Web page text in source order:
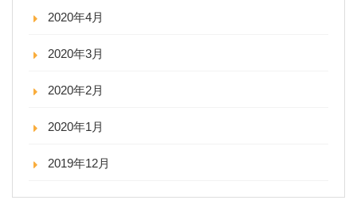
2020年4月
2020年3月
2020年2月
2020年1月
2019年12月